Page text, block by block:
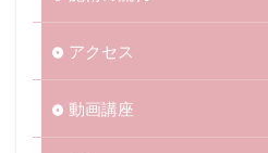
アクセス
動画講座